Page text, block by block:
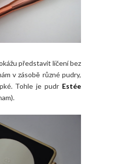
představit líčení bez
v zásobě různé pudry,
Tohle je pudr Estée